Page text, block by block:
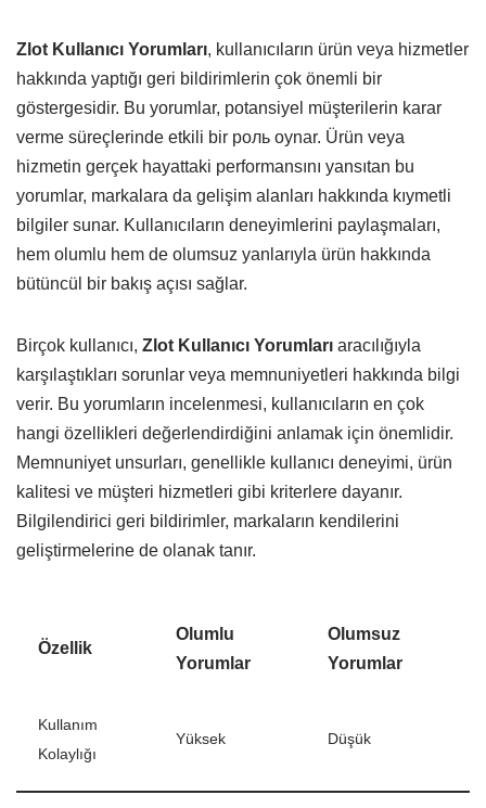
Zlot Kullanıcı Yorumları, kullanıcıların ürün veya hizmetler
hakkında yaptığı geri bildirimlerin çok önemli bir
göstergesidir. Bu yorumlar, potansiyel müşterilerin karar
verme süreçlerinde etkili bir роль oynar. Ürün veya
hizmetin gerçek hayattaki performansını yansıtan bu
yorumlar, markalara da gelişim alanları hakkında kıymetli
bilgiler sunar. Kullanıcıların deneyimlerini paylaşmaları,
hem olumlu hem de olumsuz yanlarıyla ürün hakkında
bütüncül bir bakış açısı sağlar.
Birçok kullanıcı, Zlot Kullanıcı Yorumları aracılığıyla
karşılaştıkları sorunlar veya memnuniyetleri hakkında bilgi
verir. Bu yorumların incelenmesi, kullanıcıların en çok
hangi özellikleri değerlendirdiğini anlamak için önemlidir.
Memnuniyet unsurları, genellikle kullanıcı deneyimi, ürün
kalitesi ve müşteri hizmetleri gibi kriterlere dayanır.
Bilgilendirici geri bildirimler, markaların kendilerini
geliştirmelerine de olanak tanır.
Özellik
Olumlu
Yorumlar
Olumsuz
Yorumlar
Kullanım
Kolaylığı
Yüksek Düşük